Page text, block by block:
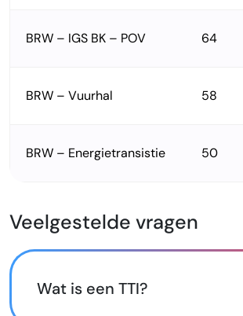
BRW – IGS BK – POV 64
BRW – Vuurhal 58
BRW – Energietransistie 50
Veelgestelde vragen
Wat is een TTI?